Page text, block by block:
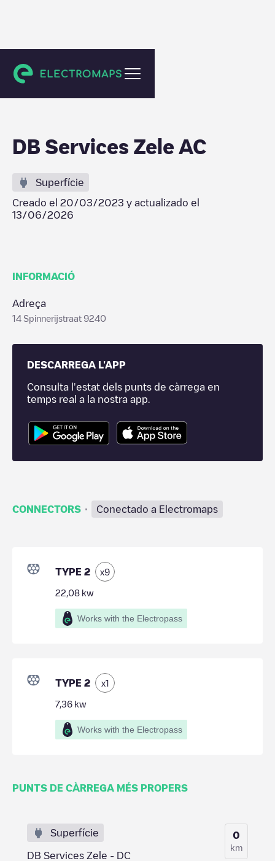
Zele
DB Services Zele AC
Superfície
Creado el 20/03/2023 y actualizado el
13/06/2026
INFORMACIÓ
Adreça
14 Spinnerijstraat 9240
DESCARREGA L'APP
Consulta l'estat dels punts de càrrega en
temps real a la nostra app.
CONNECTORS · Conectado a Electromaps
TYPE 2 x9
22,08 kw
Works with the Electropass
TYPE 2 x1
7,36 kw
Works with the Electropass
PUNTS DE CÀRREGA MÉS PROPERS
Superfície
DB Services Zele - DC
0
km